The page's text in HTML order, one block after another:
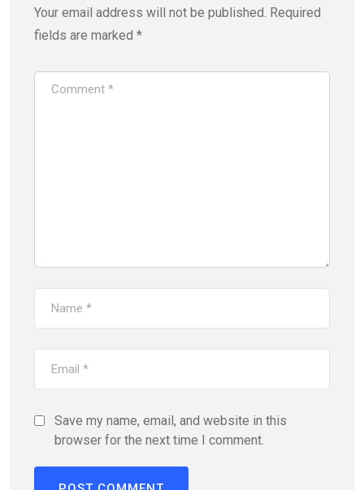
Your email address will not be published. Required
fields are marked *
Save my name, email, and website in this
browser for the next time I comment.